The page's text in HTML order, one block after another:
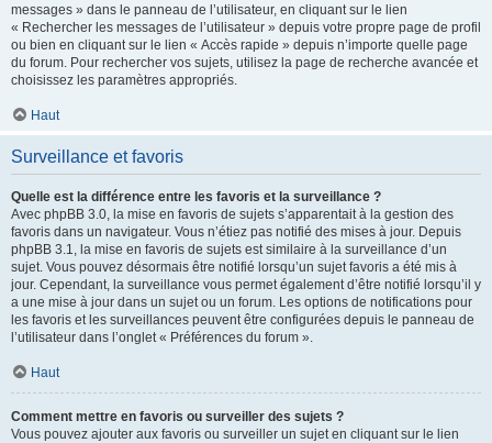
messages » dans le panneau de l’utilisateur, en cliquant sur le lien
« Rechercher les messages de l’utilisateur » depuis votre propre page de profil
ou bien en cliquant sur le lien « Accès rapide » depuis n’importe quelle page
du forum. Pour rechercher vos sujets, utilisez la page de recherche avancée et
choisissez les paramètres appropriés.
Haut
Surveillance et favoris
Quelle est la différence entre les favoris et la surveillance ?
Avec phpBB 3.0, la mise en favoris de sujets s’apparentait à la gestion des
favoris dans un navigateur. Vous n’étiez pas notifié des mises à jour. Depuis
phpBB 3.1, la mise en favoris de sujets est similaire à la surveillance d’un
sujet. Vous pouvez désormais être notifié lorsqu’un sujet favoris a été mis à
jour. Cependant, la surveillance vous permet également d’être notifié lorsqu’il y
a une mise à jour dans un sujet ou un forum. Les options de notifications pour
les favoris et les surveillances peuvent être configurées depuis le panneau de
l’utilisateur dans l’onglet « Préférences du forum ».
Haut
Comment mettre en favoris ou surveiller des sujets ?
Vous pouvez ajouter aux favoris ou surveiller un sujet en cliquant sur le lien